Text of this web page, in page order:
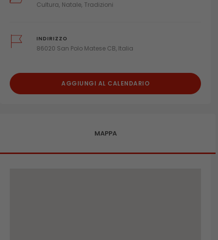
Cultura Natale Tradizioni
INDIRIZZO
86020 San Polo Matese CB, Italia
AGGIUNGI AL CALENDARIO
MAPPA